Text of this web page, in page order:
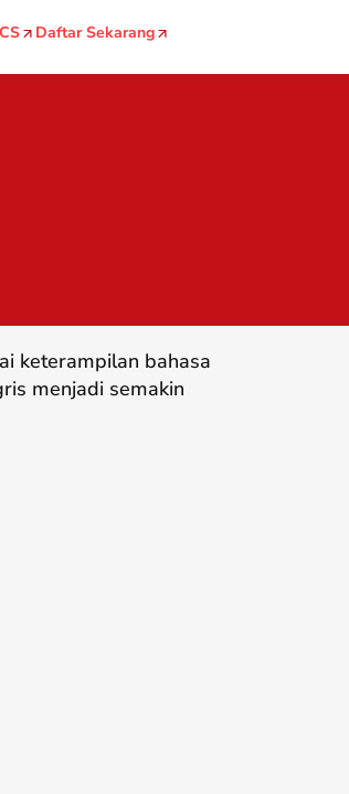
Daftar Sekarang
keterampilan bahasa
menjadi semakin